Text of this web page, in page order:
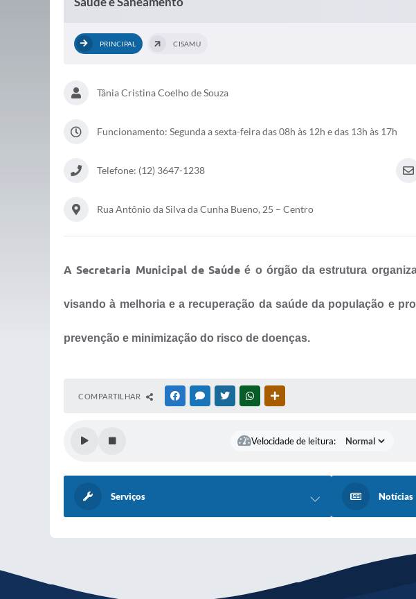
PRINCIPAL CISAMU
Tânia Cristina Coelho de Souza
Funcionamento: Segunda a sexta-feira das 08h às 12h e das 13h às 17h
Telefone: (12) 3647-1238
Rua Antônio da Silva da Cunha Bueno, 25 – Centro
ASecretaria Municipal de Saúde é o órgão da estrutura
visando à melhoria e a recuperação da saúde da população e
prevenção e minimização do risco de doenças.
COMPARTILHAR FACEBOOKMESSENGER
TWITTERWHATSAPP
Velocidade de leitura:
Serviços Notícias